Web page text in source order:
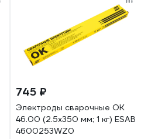
745 ₽
Электроды сварочные OK
46.00 (2.5х350 мм; 1 кг) ESAB
4600253WZ0